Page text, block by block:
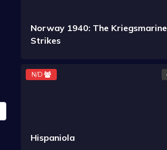
Norway 1940: The Kriegsmarine
Strikes
N/D
Hispaniola